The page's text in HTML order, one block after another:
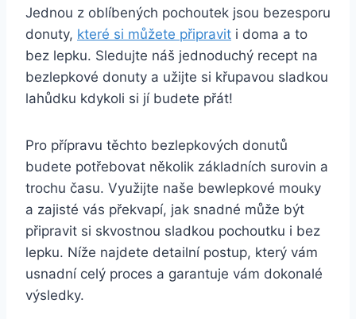
Jednou z oblíbených pochoutek jsou bezesporu
donuty, které si můžete připravit i doma a to
bez lepku. Sledujte náš jednoduchý recept na
bezlepkové donuty a užijte si křupavou sladkou
lahůdku kdykoli si jí budete přát!
Pro přípravu těchto bezlepkových donutů
budete potřebovat několik základních surovin a
trochu času. Využijte naše bewlepkové mouky
a zajisté vás překvapí, jak snadné může být
připravit si skvostnou sladkou pochoutku i bez
lepku. Níže najdete detailní postup, který vám
usnadní celý proces a garantuje vám dokonalé
výsledky.